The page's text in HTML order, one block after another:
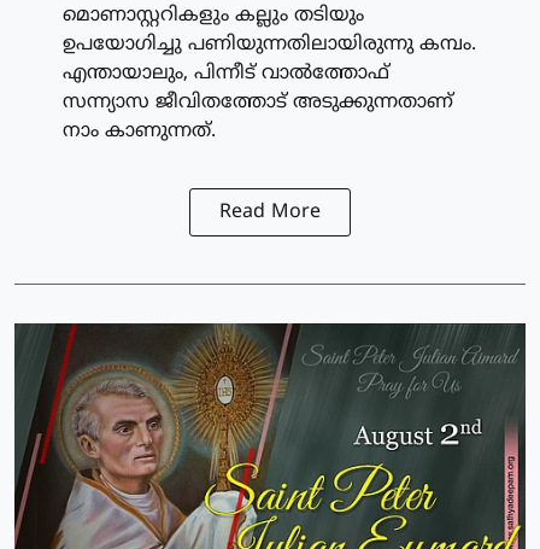
മൊണാസ്റ്ററികളും കല്ലും തടിയും
ഉപയോഗിച്ചു പണിയുന്നതിലായിരുന്നു കമ്പം.
എന്തായാലും, പിന്നീട് വാല്‍ത്തോഫ്
സന്ന്യാസ ജീവിതത്തോട് അടുക്കുന്നതാണ്
നാം കാണുന്നത്.
Read More